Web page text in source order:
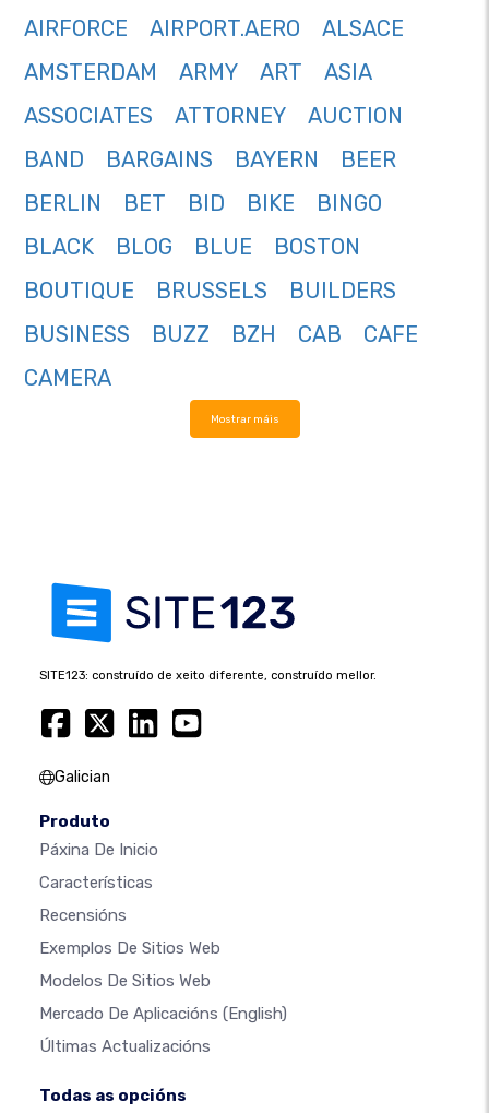
AIRFORCE
AIRPORT.AERO
ALSACE
AMSTERDAM
ARMY ART
ASIA
ASSOCIATES
ATTORNEY
AUCTION
BAND
BARGAINS BAYERN
BEER
BERLIN
BET BID BIKE
BINGO
BLACK
BLOG BLUE
BOSTON
BOUTIQUE
BRUSSELS
BUILDERS
BUSINESS
BUZZ BZH CAB
CAFE
CAMERA
Mostrar máis
SITE123: construído de xeito diferente, construído mellor.
Galician
Produto
Páxina De Inicio
Características
Recensións
Exemplos De Sitios Web
Modelos De Sitios Web
Mercado De Aplicacións (English)
Últimas Actualizacións
Todas as opcións